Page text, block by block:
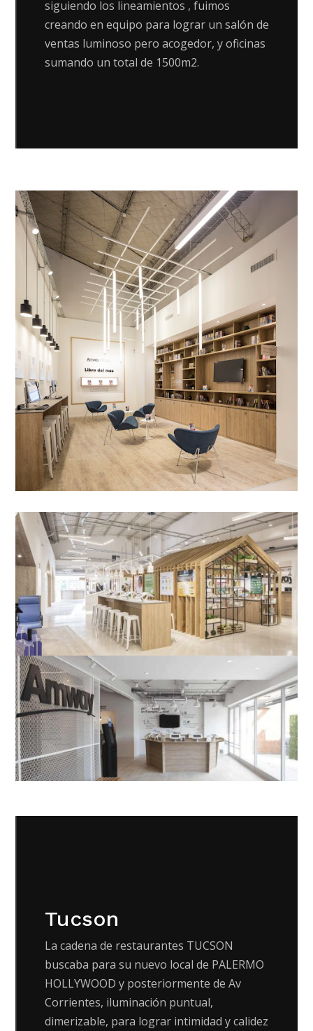
siguiendo los lineamientos , fuimos
creando en equipo para lograr un salón de
ventas luminoso pero acogedor, y oficinas
sumando un total de 1500m2.
Tucson
La cadena de restaurantes TUCSON
buscaba para su nuevo local de PALERMO
HOLLYWOOD y posteriormente de Av
Corrientes, iluminación puntual,
dimerizable, para lograr intimidad y calidez